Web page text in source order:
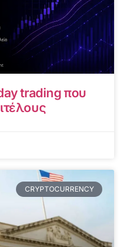
trading που
CRYPTOCURRENCY